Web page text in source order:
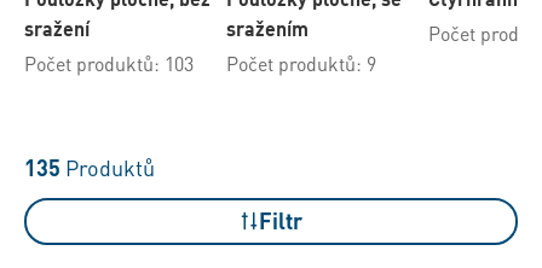
sražení
Počet produktů: 103
sražením
Počet produktů: 9
Počet
135 Produktů
Filtr